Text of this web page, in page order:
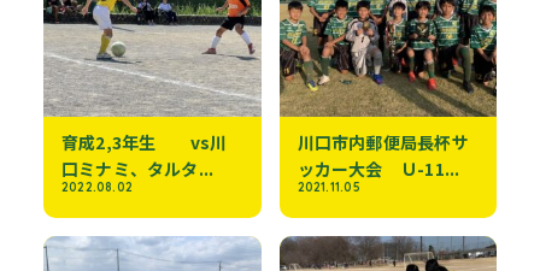
育成2,3年生 vs川
口ミナミ、タルタ...
2022.08.02
川口市内郵便局長杯サ
ッカー大会 Ｕ-11...
2021.11.05